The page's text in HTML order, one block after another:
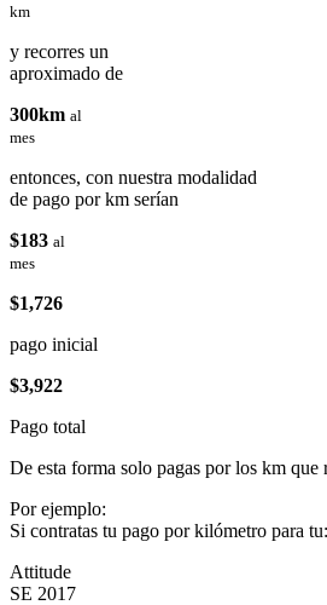
km
y recorres un
aproximado de
300km al
mes
entonces, con nuestra modalidad
de pago por km serían
$183 al
mes
$1,726
pago inicial
$3,922
Pago total
De esta forma solo pagas por los km que
Por ejemplo:
Si contratas tu pago por kilómetro para tu:
Attitude
SE 2017